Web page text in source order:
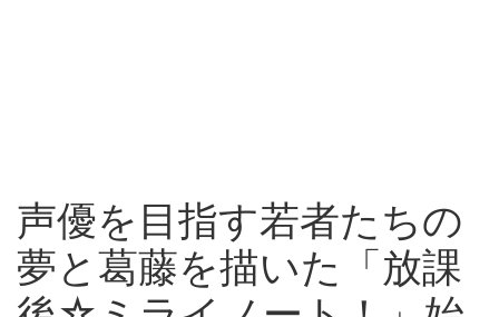
声優を目指す若者たちの
夢と葛藤を描いた「放課